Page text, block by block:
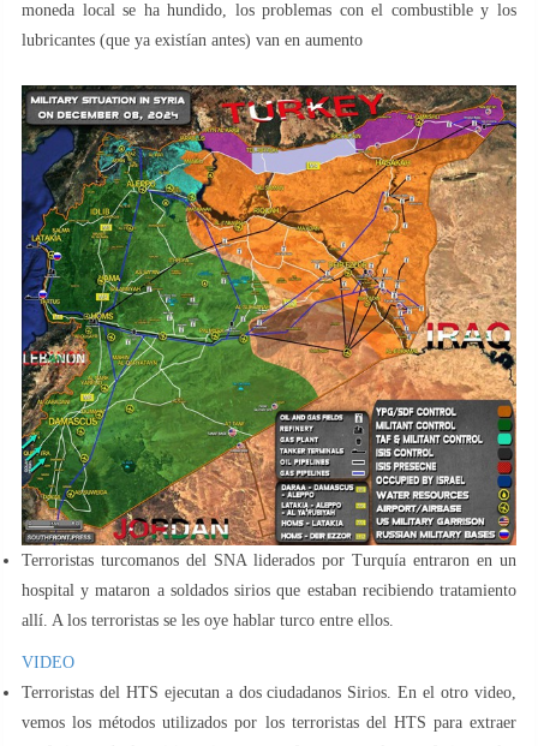
moneda local se ha hundido, los problemas con el combustible y los
lubricantes (que ya existían antes) van en aumento
Terroristas turcomanos del SNA liderados por Turquía entraron en un
hospital y mataron a soldados sirios que estaban recibiendo tratamiento
allí. A los terroristas se les oye hablar turco entre ellos.
VIDEO
Terroristas del HTS ejecutan a dos ciudadanos Sirios. En el otro video,
vemos los métodos utilizados por los terroristas del HTS para extraer